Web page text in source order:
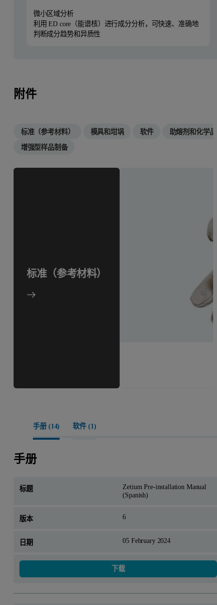
微小区域分析
利用 ED core（能谱核）进行成分分析，可快速、准确地
判断成分趋势和异质性
附件
标准（参考材料） 模具和坩埚 软件
助熔剂和化学品
增强型样品制备
标准（参考材料）
手册 (14) 软件 (1)
手册
Zetium Pre-installation Manual
(Spanish)
6
05 February 2024
下载